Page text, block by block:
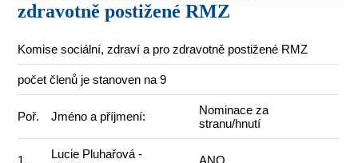
zdravotně postižené RMZ
Komise sociální, zdraví a pro zdravotně postižené RMZ
počet členů je stanoven na 9
Poř. Jméno a příjmení:
Nominace za
stranu/hnutí
1.
Lucie Pluhařová -
ANO